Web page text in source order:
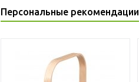
Персональные рекомендации